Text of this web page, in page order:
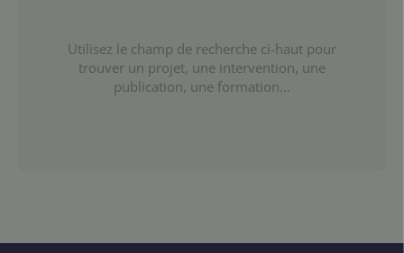
Utilisez le champ de recherche ci-haut pour
trouver un projet, une intervention, une
publication, une formation...